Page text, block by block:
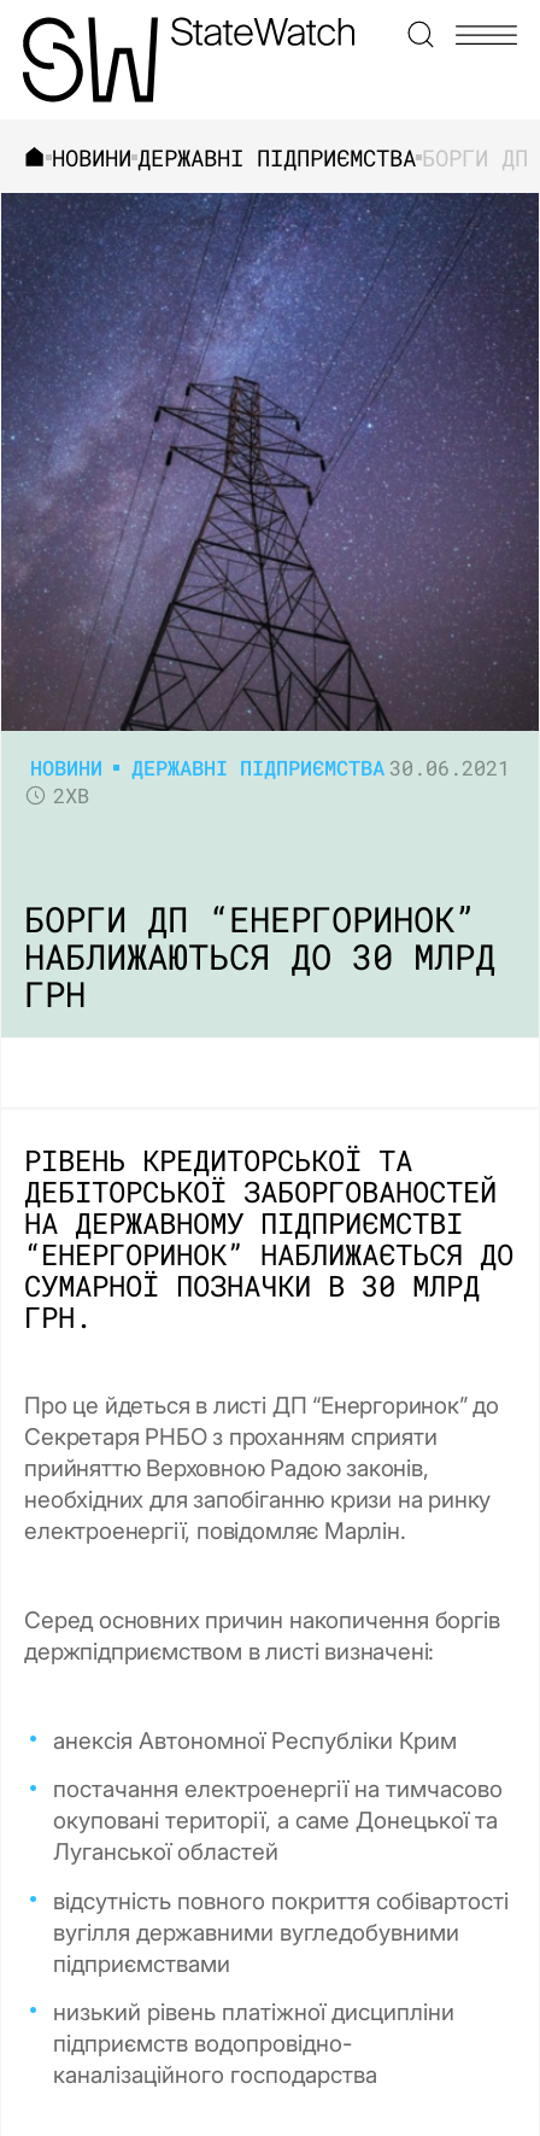
ЗНАЙТИ
НОВИНИ ДЕРЖАВНІ ПІДПРИЄМСТВА
НОВИНИ ДЕРЖАВНІ ПІДПРИЄМСТВА 30.06.2021
2ХВ
БОРГИ ДП “ЕНЕРГОРИНОК”
НАБЛИЖАЮТЬСЯ ДО 30 МЛРД
ГРН
РІВЕНЬ КРЕДИТОРСЬКОЇ ТА
ДЕБІТОРСЬКОЇ ЗАБОРГОВАНОСТЕЙ
НА ДЕРЖАВНОМУ ПІДПРИЄМСТВІ
“ЕНЕРГОРИНОК” НАБЛИЖАЄТЬСЯ ДО
СУМАРНОЇ ПОЗНАЧКИ В 30 МЛРД
ГРН.
Про це йдеться в листі ДП “Енергоринок” до
Секретаря РНБО з проханням сприяти
прийняттю Верховною Радою законів,
необхідних для запобіганню кризи на ринку
електроенергії, повідомляє Марлін.
Серед основних причин накопичення боргів
держпідприємством в листі визначені:
анексія Автономної Республіки Крим
постачання електроенергії на тимчасово
окуповані території, а саме Донецької та
Луганської областей
відсутність повного покриття собівартості
вугілля державними вугледобувними
підприємствами
низький рівень платіжної дисципліни
підприємств водопровідно-
каналізаційного господарства